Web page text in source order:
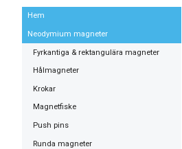
Hem
Neodymium magneter
Fyrkantiga & rektangulära magneter
Hålmagneter
Krokar
Magnetfiske
Push pins
Runda magneter